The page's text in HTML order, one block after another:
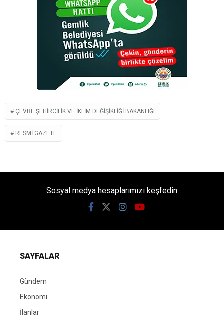
ÇEVRE ŞEHIRCILIK VE İKLIM DEĞIŞIKLIĞI BAKANLIĞI
RESMI GAZETE
Sosyal medya hesaplarımızı keşfedin
SAYFALAR
Gündem
Ekonomi
İlanlar